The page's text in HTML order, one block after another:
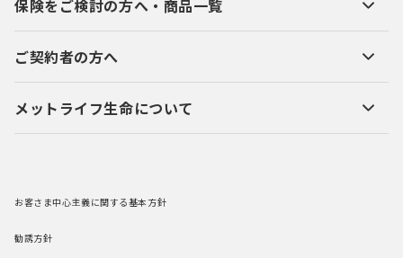
保険をご検討の方へ・商品一覧
ご契約者の方へ
メットライフ生命について
お客さま中心主義に関する基本方針
勧誘方針